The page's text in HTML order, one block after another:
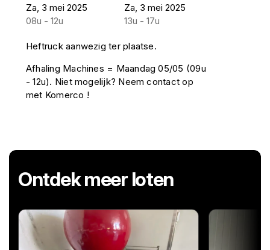
Za, 3 mei 2025
08u - 12u
Za, 3 mei 2025
13u - 17u
Heftruck aanwezig ter plaatse.
Afhaling Machines = Maandag 05/05 (09u
- 12u). Niet mogelijk? Neem contact op
met Komerco !
Ontdek meer loten